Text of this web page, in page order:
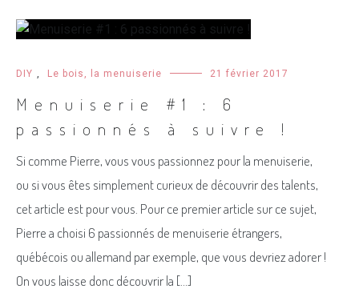
DIY , Le bois, la menuiserie 21 février 2017
Menuiserie #1 : 6
passionnés à suivre !
Si comme Pierre, vous vous passionnez pour la menuiserie,
ou si vous êtes simplement curieux de découvrir des talents,
cet article est pour vous. Pour ce premier article sur ce sujet,
Pierre a choisi 6 passionnés de menuiserie étrangers,
québécois ou allemand par exemple, que vous devriez adorer !
On vous laisse donc découvrir la […]